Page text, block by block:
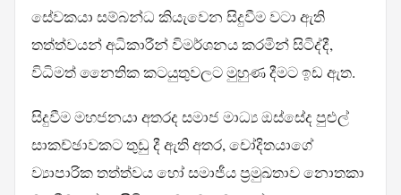
සේවකයා සම්බන්ධ කියැවෙන සිදුවීම වටා ඇති
තත්ත්වයන් අධිකාරීන් විමර්ශනය කරමින් සිටිද්දී,
විධිමත් නෛතික කටයුතුවලට මුහුණ දීමට ඉඩ ඇත.
සිදුවීම මහජනයා අතරද සමාජ මාධ්‍ය ඔස්සේද පුළුල්
සාකච්ඡාවකට තුඩු දී ඇති අතර, චෝදිතයාගේ
ව්‍යාපාරික තත්ත්වය හෝ සමාජීය ප්‍රමුඛතාව නොතකා